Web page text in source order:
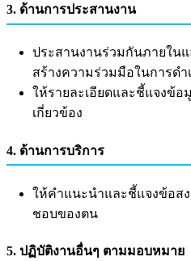
3. ด้านการประสานงาน
ประสานงานร่วมกันภายใน
สร้างความร่วมมือในการดำ
ให้รายละเอียดและชี้แจงข้
เกี่ยวข้อง
4. ด้านการบริการ
ให้คำแนะนำและชี้แจงข้อส
ชอบของตน
5. ปฏิบัติงานอื่นๆ ตามมอบหมาย